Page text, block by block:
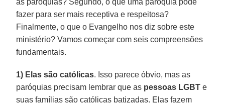
fazer para ser mais receptiva e respeitosa?
Finalmente, o que o Evangelho nos diz sobre este
ministério? Vamos começar com seis compreensões
fundamentais.
1) Elas são católicas. Isso parece óbvio, mas as
paróquias precisam lembrar que as pessoas LGBT e
suas famílias são católicas batizadas. Elas fazem